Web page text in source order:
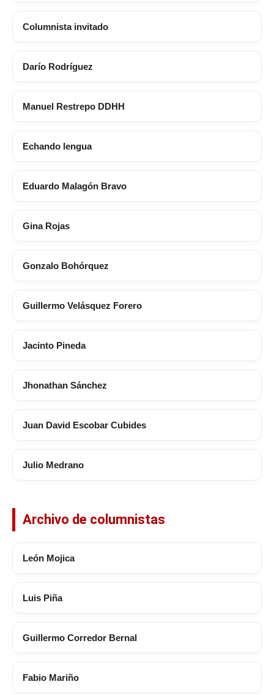
Columnista invitado
Darío Rodríguez
Manuel Restrepo DDHH
Echando lengua
Eduardo Malagón Bravo
Gina Rojas
Gonzalo Bohórquez
Guillermo Velásquez Forero
Jacinto Pineda
Jhonathan Sánchez
Juan David Escobar Cubides
Julio Medrano
Archivo de columnistas
León Mojica
Luis Piña
Guillermo Corredor Bernal
Fabio Mariño